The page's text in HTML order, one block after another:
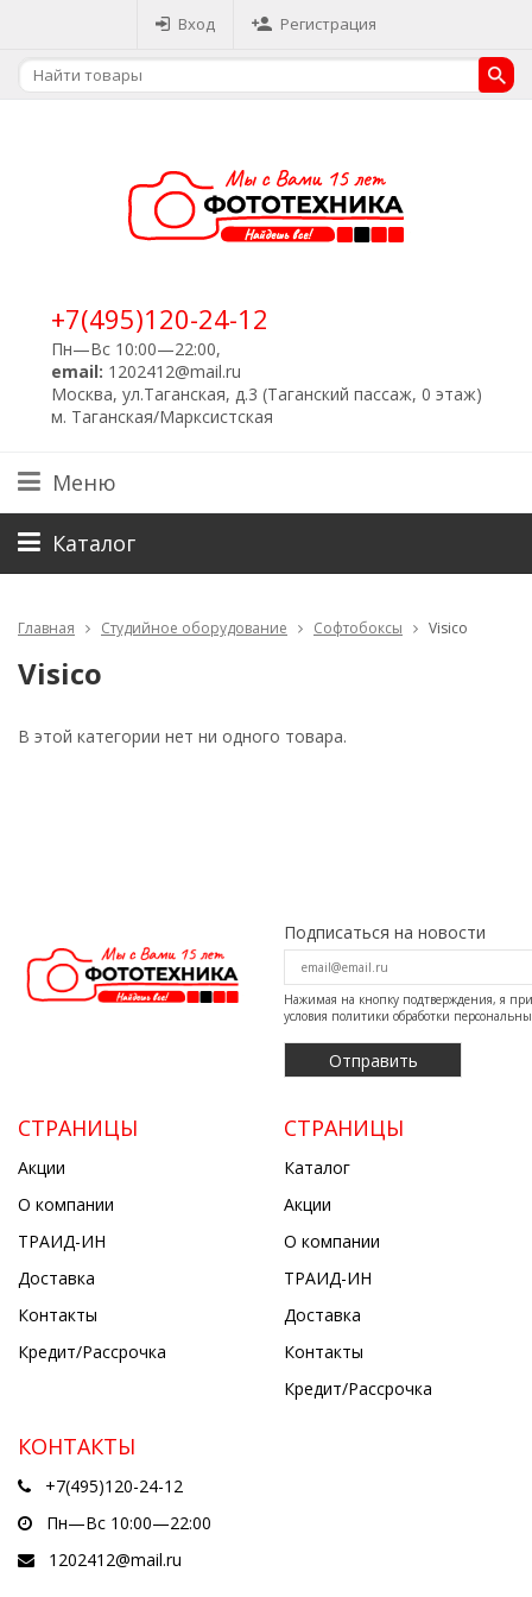
Вход Регистрация
+7(495)120-24-12
Пн—Вс 10:00—22:00,
email: 1202412@mail.ru
Москва, ул.Таганская, д.3 (Таганский пассаж, 0 этаж)
м. Таганская/Марксистская
Меню
Каталог
Главная Студийное оборудование Софтобоксы Visico
Visico
В этой категории нет ни одного товара.
Подписаться на новости
Нажимая на кнопку подтверждения, я
условия политики обработки
СТРАНИЦЫ
Акции
О компании
ТРАИД-ИН
Доставка
Контакты
Кредит/Рассрочка
СТРАНИЦЫ
Каталог
Акции
О компании
ТРАИД-ИН
Доставка
Контакты
Кредит/Рассрочка
КОНТАКТЫ
+7(495)120-24-12
Пн—Вс 10:00—22:00
1202412@mail.ru